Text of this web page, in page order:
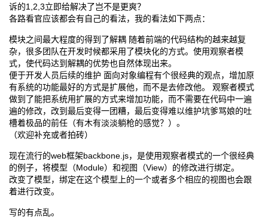
诉的1,2,3立即给解决了岂不是更爽？
各路看官应该都会有自己的看法，我的看法如下两点：
模块之间最大程度的得到了解耦 随着前端的代码结构的越来越复
杂，很多团队在开发时候都采用了模块化的方式。使用观察者模
式，使代码达到解耦的优势也自然体现出来。
便于开发人员后续的维护 面向对象编程有个很经典的观点，增加原
有系统的功能最好的方式是扩展他，而不是去修改他。 观察者模式
做到了能把系统用扩展的方式来增加功能，而不需要在代码中一遍
遍的修改，改到最后变得一团糟，最后变得难以维护坑爹骂娘的吐
槽着极品的前任（有木有淡淡躺枪的感觉？）。
（欢迎补充或者拍砖）
现在流行的web框架backbone.js，是使用观察者模式的一个很经典
的例子，将模型（Module）和视图（View）的修改进行绑定。
改变了模型，绑定在这个模型上的一个或者多个相应的视图也会跟
着进行改变。
写的有点乱。